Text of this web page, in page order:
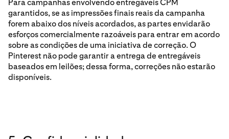
Para campanhas envolvendo entregáveis CPM
garantidos, se as impressões finais reais da campanha
forem abaixo dos níveis acordados, as partes envidarão
esforços comercialmente razoáveis para entrar em acordo
sobre as condições de uma iniciativa de correção. O
Pinterest não pode garantir a entrega de entregáveis
baseados em leilões; dessa forma, correções não estarão
disponíveis.